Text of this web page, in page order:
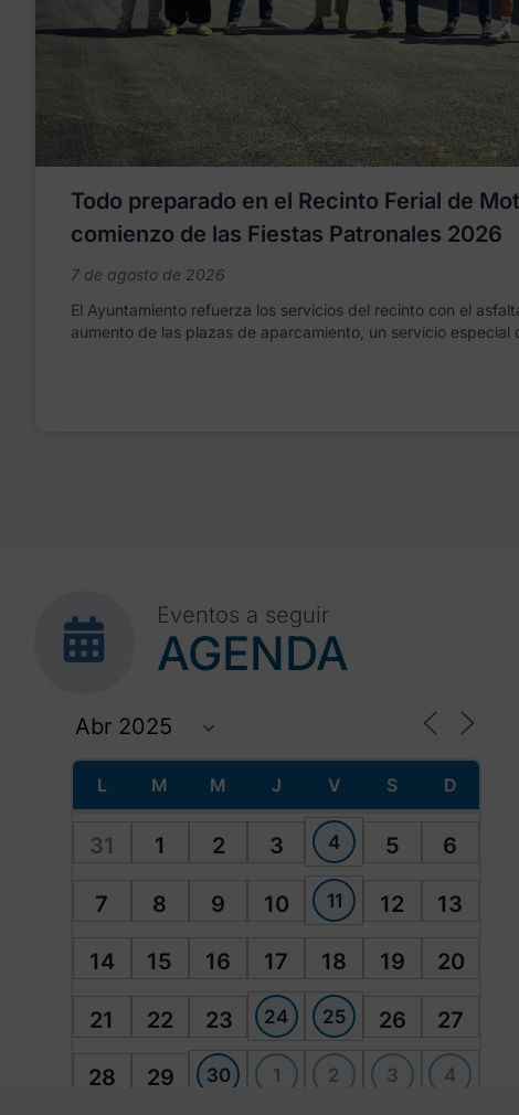
Todo preparado en el Recinto Ferial de
comienzo de las Fiestas Patronales 2026
7 de agosto de 2026
El Ayuntamiento refuerza los servicios del recinto con el
aumento de las plazas de aparcamiento, un servicio especial
Eventos a seguir
AGENDA
L M M J V S D
31 1 2 3 4 5 6
7 8 9 10 11 12 13
14 15 16 17 18 19 20
21 22 23 24 25 26 27
28 29 30 1 2 3 4